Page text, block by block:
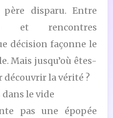
disparu. Entre
et rencontres
décision façonne le
Mais jusqu’où êtes-
découvrir la vérité ?
le vide
pas une épopée